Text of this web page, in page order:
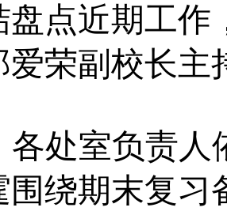
盘点近期工作
爱荣副校长主
各处室负责人
围绕期末复习